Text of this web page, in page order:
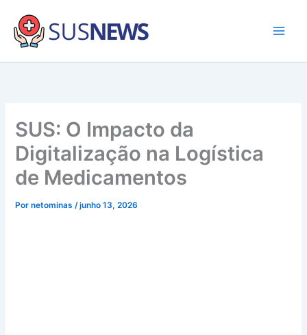
para
SUS: O Impacto da
Digitalização na Logística
de Medicamentos
Pornetominas/junho 13, 2026